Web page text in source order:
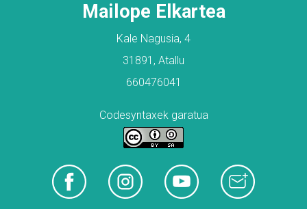
Mailope Elkartea
Kale Nagusia, 4
31891, Atallu
660476041
Codesyntaxek garatua